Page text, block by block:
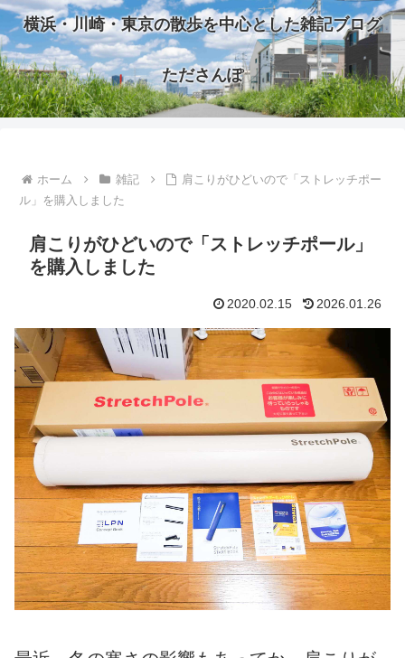
横浜・川崎・東京の散歩を中心とした雑記ブログ
たださんぽ
ホーム 雑記
肩こりがひどいので「ストレッチポー
ル」を購入しました
肩こりがひどいので「ストレッチポール」
を購入しました
2020.02.15 2026.01.26